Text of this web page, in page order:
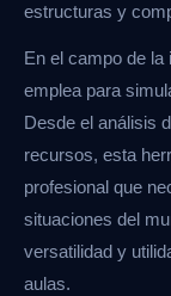
estructuras y
En el campo de
emplea para
Desde el análisis
recursos, esta
profesional que
situaciones del
versatilidad y
aulas.